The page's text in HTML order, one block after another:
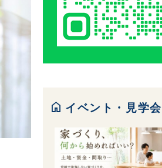
home イベント・見学会